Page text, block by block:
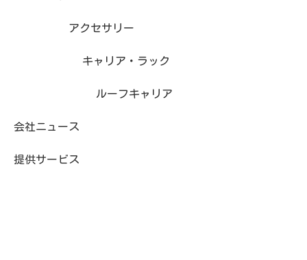
アクセサリー
キャリア・ラック
ルーフキャリア
会社ニュース
提供サービス